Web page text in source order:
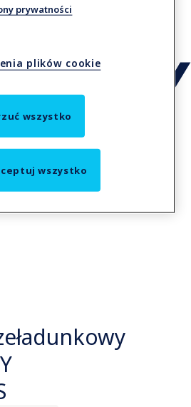
prywatności
plików cookie
wszystko
wszystko